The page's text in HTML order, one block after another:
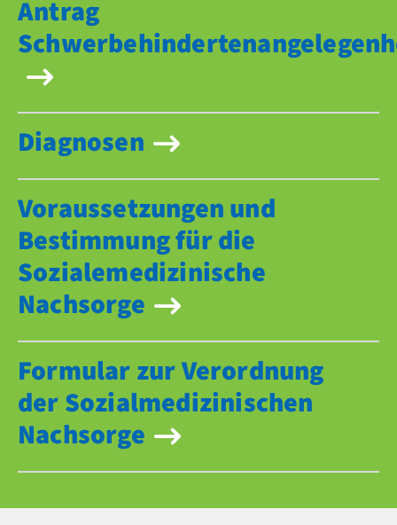
Antrag
Diagnosen
Voraussetzungen und
Bestimmung für die
Sozialemedizinische
Nachsorge
Formular zur Verordnung
der Sozialmedizinischen
Nachsorge